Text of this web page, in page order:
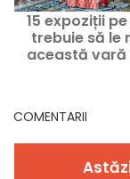
15 expoziții
trebuie să le
această vară
COMENTARII